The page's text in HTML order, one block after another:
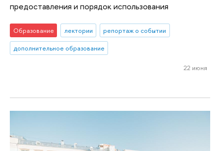
предоставления и порядок использования
Образование лектории
репортаж о событии
дополнительное образование
22 июня